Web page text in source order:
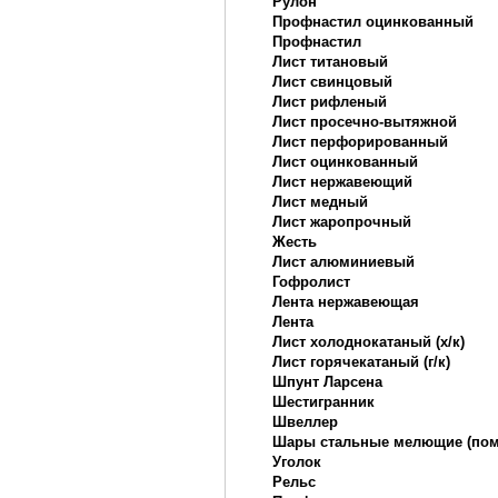
Профнастил оцинкованный
Профнастил
Лист титановый
Лист свинцовый
Лист рифленый
Лист просечно-вытяжной
Лист перфорированный
Лист оцинкованный
Лист нержавеющий
Лист медный
Лист жаропрочный
Жесть
Лист алюминиевый
Гофролист
Лента нержавеющая
Лента
Лист холоднокатаный (х/к)
Лист горячекатаный (г/к)
Шпунт Ларсена
Шестигранник
Швеллер
Шары стальные мелющие
Уголок
Рельс